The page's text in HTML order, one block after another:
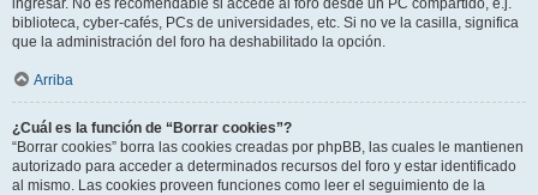
ingresar. No es recomendable si accede al foro desde un PC compartido, e.j.
biblioteca, cyber-cafés, PCs de universidades, etc. Si no ve la casilla, significa
que la administración del foro ha deshabilitado la opción.
Arriba
¿Cuál es la función de “Borrar cookies”?
“Borrar cookies” borra las cookies creadas por phpBB, las cuales le mantienen
autorizado para acceder a determinados recursos del foro y estar identificado
al mismo. Las cookies proveen funciones como leer el seguimiento de la